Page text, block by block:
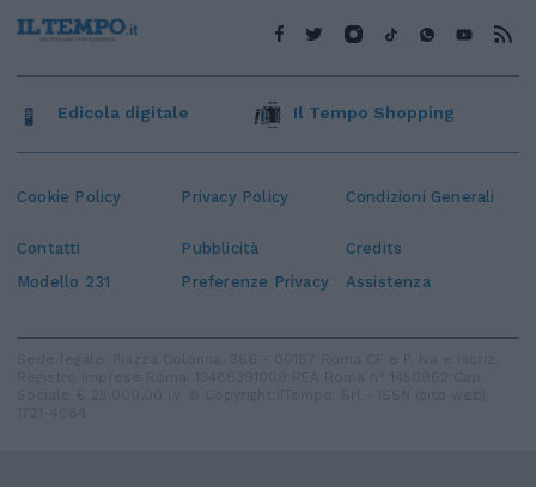
Cookie Policy Privacy Policy Condizioni Generali
Contatti Pubblicità
Credits
Modello 231
Preferenze Privacy Assistenza
Edicola digitale Il Tempo Shopping